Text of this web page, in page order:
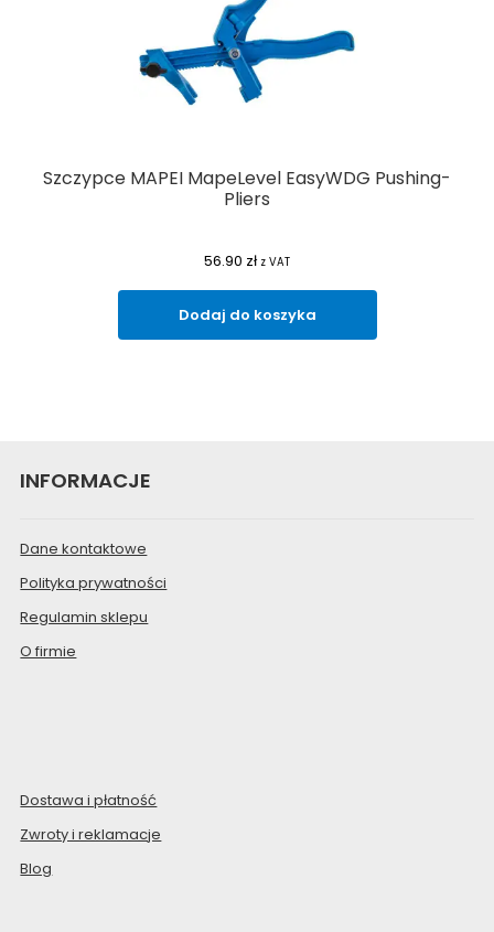
Szczypce MAPEI MapeLevel EasyWDG Pushing-
Pliers
56.90 zł z VAT
Dodaj do koszyka
INFORMACJE
Dane kontaktowe
Polityka prywatności
Regulamin sklepu
O firmie
Dostawa i płatność
Zwroty i reklamacje
Blog